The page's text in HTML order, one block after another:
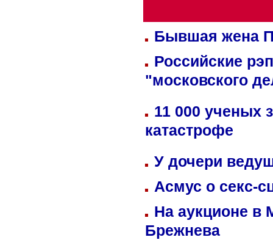
Бывшая жена
Российские
"московского
11 000 ученых
катастрофе
У дочери
Асмус о секс-
На аукционе в
Брежнева